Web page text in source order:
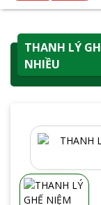
THANH LÝ
NHIỀU